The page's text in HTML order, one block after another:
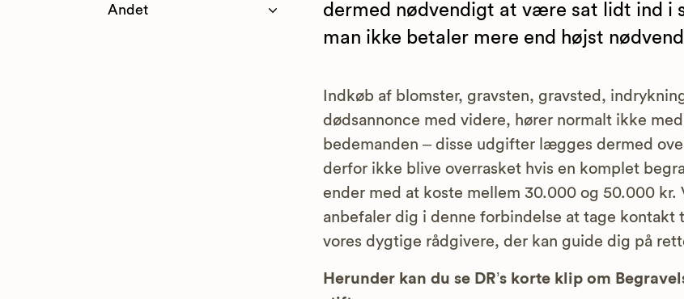
Andet
dermed nødvendigt at være sat lidt ind i
man ikke betaler mere end højst
Indkøb af blomster, gravsten, gravsted,
dødsannonce med videre, hører normalt ikke
bedemanden – disse udgifter lægges dermed
derfor ikke blive overrasket hvis en komplet
ender med at koste mellem 30.000 og 50.000 kr.
anbefaler dig i denne forbindelse at tage kontakt
vores dygtige rådgivere, der kan guide dig på
Herunder kan du se DR’s korte klip om